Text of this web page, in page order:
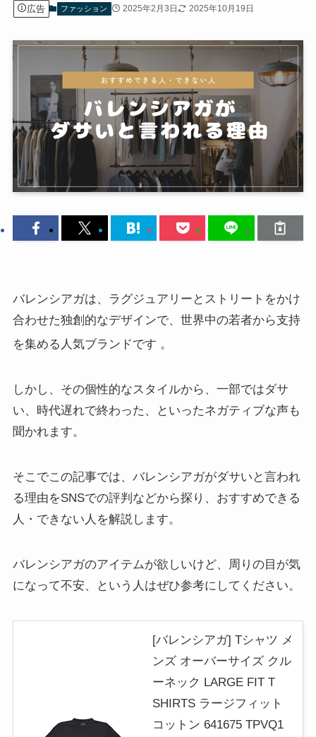
広告 ファッション 2025年2月3日 2025年10月19日
バレンシアガは、ラグジュアリーとストリートをかけ
合わせた独創的なデザインで、世界中の若者から支持
を集める人気ブランドです 。
しかし、その個性的なスタイルから、一部ではダサ
い、時代遅れで終わった、といったネガティブな声も
聞かれます。
そこでこの記事では、バレンシアガがダサいと言われ
る理由をSNSでの評判などから探り、おすすめできる
人・できない人を解説します。
バレンシアガのアイテムが欲しいけど、周りの目が気
になって不安、という人はぜひ参考にしてください。
[バレンシアガ] Tシャツ メ
ンズ オーバーサイズ クル
ーネック LARGE FIT T
SHIRTS ラージフィット
コットン 641675 TPVQ1